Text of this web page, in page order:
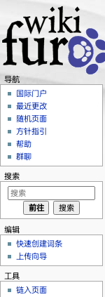
导航
国际门户
最近更改
随机页面
方针指引
帮助
群聊
搜索
编辑
快速创建词条
上传向导
工具
链入页面